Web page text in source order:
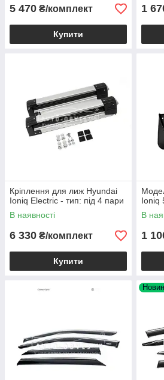
5 470 ₴/комплект
Купити
1
Кріплення для лиж Hyundai
Ioniq Electric - тип: під 4 пари
В наявності
6 330 ₴/комплект
Купити
Ioniq
В
1